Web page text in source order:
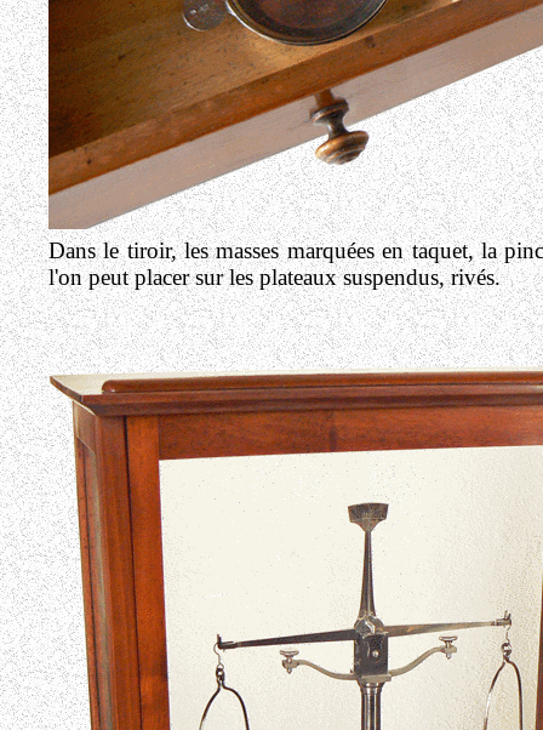
Dans le tiroir, les masses marquées en taquet, la
l'on peut placer sur les plateaux suspendus, rivés.